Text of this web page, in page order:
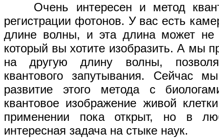
Очень интересен и метод
регистрации фотонов. У вас есть
длине волны, и эта длина может не
который вы хотите изобразить. А мы
на другую длину волны,
квантового запутывания. Сейчас
развитие этого метода с
квантовое изображение живой
применении пока открыт, но в
интересная задача на стыке наук.